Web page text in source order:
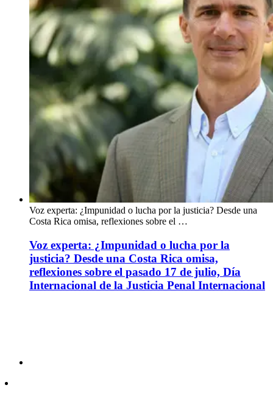
Voz experta: ¿Impunidad o lucha por la justicia? Desde una
Costa Rica omisa, reflexiones sobre el …
Voz experta: ¿Impunidad o lucha por la
justicia? Desde una Costa Rica omisa,
reflexiones sobre el pasado 17 de julio, Día
Internacional de la Justicia Penal Internacional